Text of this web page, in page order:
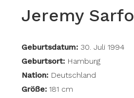
Jeremy Sarfo
Geburtsdatum: 30. Juli 1994
Geburtsort: Hamburg
Nation:Deutschland
Größe:181 cm